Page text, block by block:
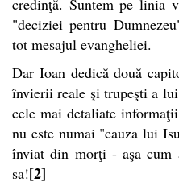
"deciziei pentru
tot mesajul evangheliei.
Dar Ioan dedică două
învierii reale şi trupeşti a
cele mai detaliate
nu este numai "cauza lui
înviat din morţi - aşa cum
sa![2]